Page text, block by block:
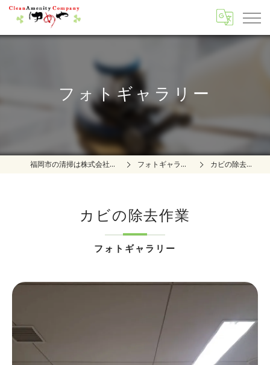
フォトギャラリー
福岡市の清掃は株式会社夢屋 フォトギャラリー カビの除去作業
フォトギャラリー
カビの除去作業